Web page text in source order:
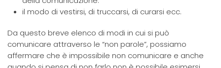
il modo di vestirsi, di truccarsi, di curarsi ecc.
Da questo breve elenco di modi in cui si può
comunicare attraverso le “non parole”, possiamo
affermare che è impossibile non comunicare e anche